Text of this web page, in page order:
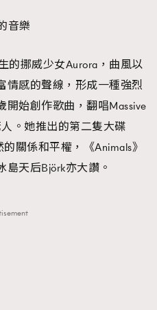
音樂
的挪威少女Aurora，曲風以
情感的聲線，形成一種強烈
始創作歌曲，翻唱Massive
。她推出的第二隻大碟
關係和平權，《Animals》
天后Björk亦大讚。